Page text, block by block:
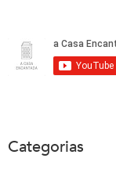
Categorias